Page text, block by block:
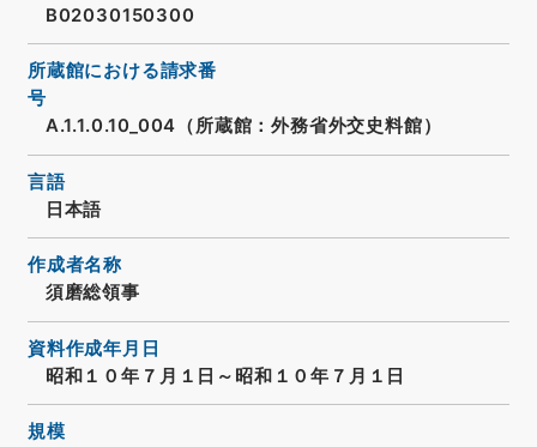
B02030150300
所蔵館における請求番
号
A.1.1.0.10_004（所蔵館：外務省外交史料館）
言語
日本語
作成者名称
須磨総領事
資料作成年月日
昭和１０年７月１日～昭和１０年７月１日
規模